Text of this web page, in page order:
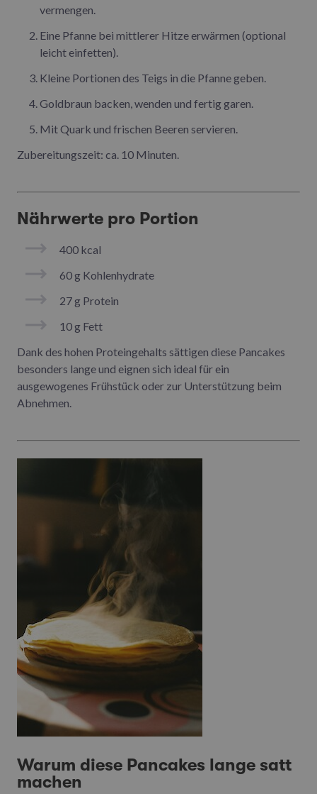
vermengen.
Eine Pfanne bei mittlerer Hitze erwärmen (optional
leicht einfetten).
Kleine Portionen des Teigs in die Pfanne geben.
Goldbraun backen, wenden und fertig garen.
Mit Quark und frischen Beeren servieren.
Zubereitungszeit: ca. 10 Minuten.
Nährwerte pro Portion
400 kcal
60 g Kohlenhydrate
27 g Protein
10 g Fett
Dank des hohen Proteingehalts sättigen diese Pancakes
besonders lange und eignen sich ideal für ein
ausgewogenes Frühstück oder zur Unterstützung beim
Abnehmen.
Warum diese Pancakes lange satt
machen